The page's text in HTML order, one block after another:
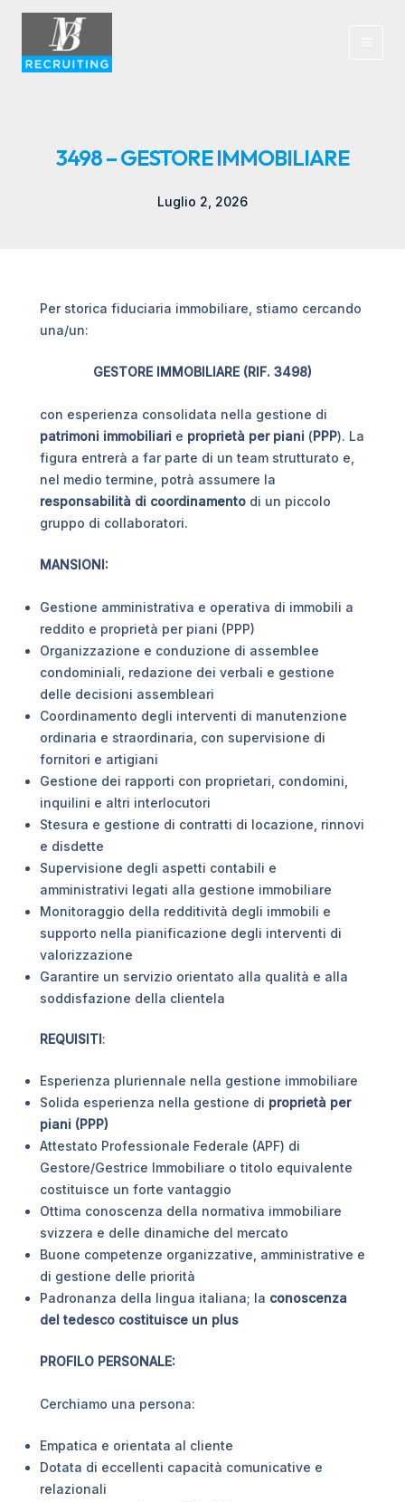
contenuto
3498 – GESTORE IMMOBILIARE
Luglio 2, 2026
Per storica fiduciaria immobiliare, stiamo cercando
una/un:
GESTORE IMMOBILIARE (RIF. 3498)
con esperienza consolidata nella gestione di
patrimoni immobiliari e proprietà per piani (PPP). La
figura entrerà a far parte di un team strutturato e,
nel medio termine, potrà assumere la
responsabilità di coordinamento di un piccolo
gruppo di collaboratori.
MANSIONI:
Gestione amministrativa e operativa di immobili a
reddito e proprietà per piani (PPP)
Organizzazione e conduzione di assemblee
condominiali, redazione dei verbali e gestione
delle decisioni assembleari
Coordinamento degli interventi di manutenzione
ordinaria e straordinaria, con supervisione di
fornitori e artigiani
Gestione dei rapporti con proprietari, condomini,
inquilini e altri interlocutori
Stesura e gestione di contratti di locazione, rinnovi
e disdette
Supervisione degli aspetti contabili e
amministrativi legati alla gestione immobiliare
Monitoraggio della redditività degli immobili e
supporto nella pianificazione degli interventi di
valorizzazione
Garantire un servizio orientato alla qualità e alla
soddisfazione della clientela
REQUISITI:
Esperienza pluriennale nella gestione immobiliare
Solida esperienza nella gestione di proprietà per
piani (PPP)
Attestato Professionale Federale (APF) di
Gestore/Gestrice Immobiliare o titolo equivalente
costituisce un forte vantaggio
Ottima conoscenza della normativa immobiliare
svizzera e delle dinamiche del mercato
Buone competenze organizzative, amministrative e
di gestione delle priorità
Padronanza della lingua italiana; la conoscenza
del tedesco costituisce un plus
PROFILO PERSONALE:
Cerchiamo una persona:
Empatica e orientata al cliente
Dotata di eccellenti capacità comunicative e
relazionali